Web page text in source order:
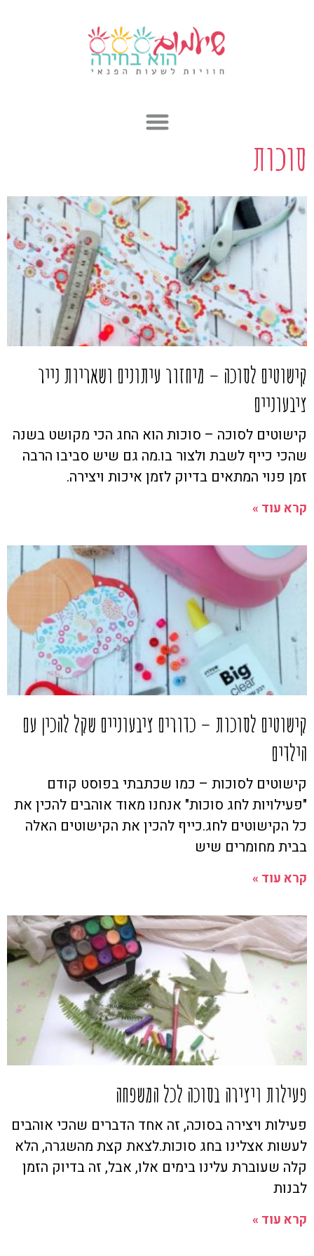
סוכות
קישוטים לסוכה – מיחזור עיתונים ושאריות נייר
ציבעוניים
קישוטים לסוכה – סוכות הוא החג הכי מקושט בשנה
שהכי כייף לשבת ולצור בו.מה גם שיש סביבו הרבה
זמן פנוי המתאים בדיוק לזמן איכות ויצירה.
קרא עוד »
קישוטים לסוכות – כדורים ציבעוניים שקל להכין עם
הילדים
קישוטים לסוכות – כמו שכתבתי בפוסט קודם
"פעילויות לחג סוכות" אנחנו מאוד אוהבים להכין את
כל הקישוטים לחג.כייף להכין את הקישוטים האלה
בבית מחומרים שיש
קרא עוד »
פעילות ויצירה בסוכה לכל המשפחה
פעילות ויצירה בסוכה, זה אחד הדברים שהכי אוהבים
לעשות אצלינו בחג סוכות.לצאת קצת מהשגרה, הלא
קלה שעוברת עלינו בימים אלו, אבל, זה בדיוק הזמן
לבנות
קרא עוד »